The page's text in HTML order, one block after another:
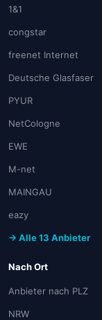
1&1
congstar
freenet Internet
Deutsche Glasfaser
PYUR
NetCologne
EWE
M-net
MAINGAU
eazy
→ Alle 13 Anbieter
Nach Ort
Anbieter nach PLZ
NRW